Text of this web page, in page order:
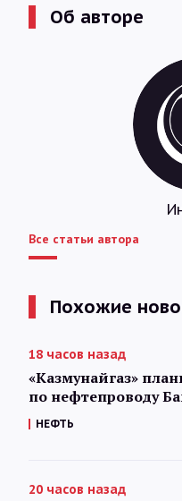
Об авторе
Все статьи автора
Похожие
18 часов назад
«Казмунайгаз»
по нефтепроводу
НЕФТЬ
20 часов назад